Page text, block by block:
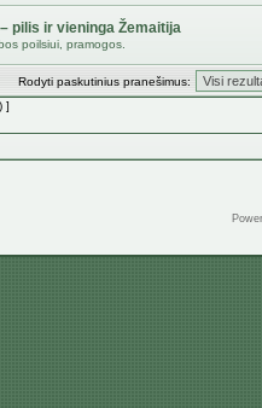
pilis ir vieninga Žemaitija
poilsiui, pramogos.
Rodyti paskutinius pranešimus:
]